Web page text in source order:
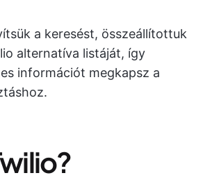
a keresést, összeállítottuk
alternatíva listáját, így
információt megkapsz a